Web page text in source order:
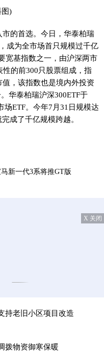
)
的首选。今日，华泰柏瑞
成为全市场首只规模过千亿
宽基指数之一，由沪深两市
的前300只股票组成，指
，该指数也是境内外投资
华泰柏瑞沪深300ETF于
场ETF。今年7月31日规模达
成了千亿规模跨越。
新一代3系将推GT版
X 关闭
持老旧小区项目改造
拨物资御寒保暖